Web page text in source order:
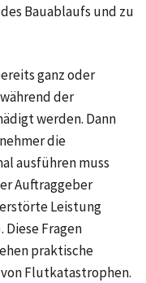
Bauablaufs und zu
ganz oder
während der
werden. Dann
die
ausführen muss
Auftraggeber
Leistung
Fragen
praktische
Flutkatastrophen.